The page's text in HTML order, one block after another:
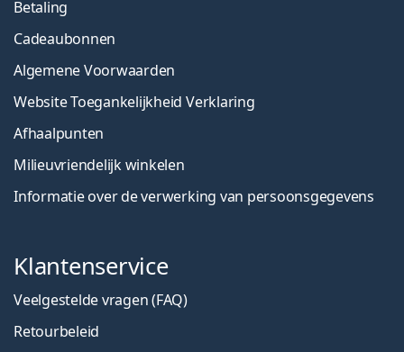
Betaling
Cadeaubonnen
Algemene Voorwaarden
Website Toegankelijkheid Verklaring
Afhaalpunten
Milieuvriendelijk winkelen
Informatie over de verwerking van persoonsgegevens
Klantenservice
Veelgestelde vragen (FAQ)
Retourbeleid